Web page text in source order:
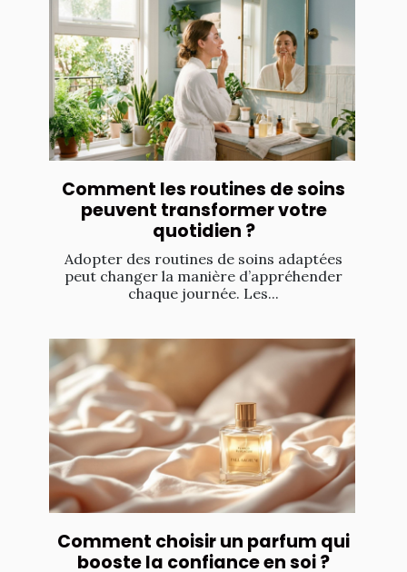
Comment les routines de soins
peuvent transformer votre
quotidien ?
Adopter des routines de soins adaptées
peut changer la manière d’appréhender
chaque journée. Les...
Comment choisir un parfum qui
booste la confiance en soi ?